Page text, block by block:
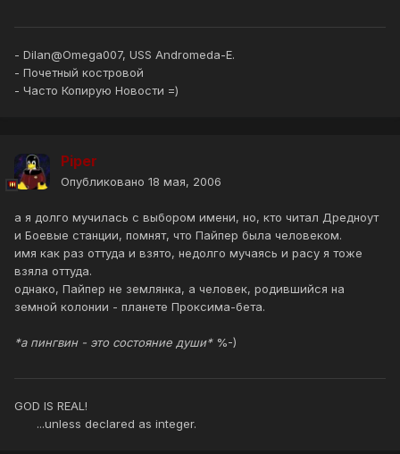
- Dilan@Omega007, USS Andromeda-E.
- Почетный костровой
- Часто Копирую Новости =)
Piper
Опубликовано 18 мая, 2006
а я долго мучилась с выбором имени, но, кто читал Дредноут
и Боевые станции, помнят, что Пайпер была человеком.
имя как раз оттуда и взято, недолго мучаясь и расу я тоже
взяла оттуда.
однако, Пайпер не землянка, а человек, родившийся на
земной колонии - планете Проксима-бета.
*а пингвин - это состояние души*%-)
GOD IS REAL!
...unless declared as integer.